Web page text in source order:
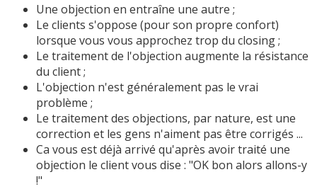
Une objection en entraîne une autre ;
Le clients s'oppose (pour son propre confort)
lorsque vous vous approchez trop du closing ;
Le traitement de l'objection augmente la résistance
du client ;
L'objection n'est généralement pas le vrai
problème ;
Le traitement des objections, par nature, est une
correction et les gens n'aiment pas être corrigés ...
Ca vous est déjà arrivé qu'après avoir traité une
objection le client vous dise : "OK bon alors allons-y
!"